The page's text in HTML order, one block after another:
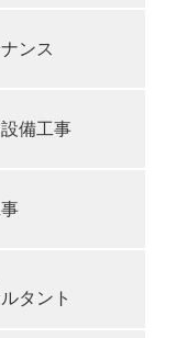
ンス
備工事
タント